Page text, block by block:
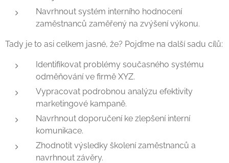
Navrhnout systém interního hodnocení
zaměstnanců zaměřený na zvýšení výkonu.
Tady je to asi celkem jasné, že? Pojďme na další sadu cílů:
Identifikovat problémy současného systému
odměňování ve firmě XYZ.
Vypracovat podrobnou analýzu efektivity
marketingové kampaně.
Navrhnout doporučení ke zlepšení interní
komunikace.
Zhodnotit výsledky školení zaměstnanců a
navrhnout závěry.